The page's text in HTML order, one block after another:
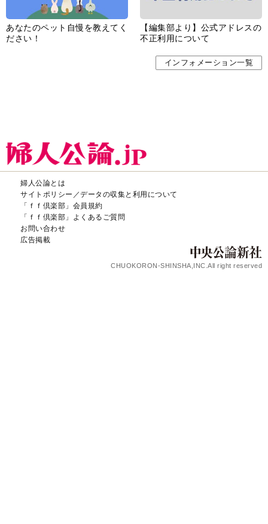
あなたのペット自慢を教えてく
ださい！
【編集部より】公式アドレスの
不正利用について
インフォメーション一覧
婦人公論とは
サイトポリシー／データの収集と利用について
「ｆｆ倶楽部」会員規約
「ｆｆ倶楽部」よくあるご質問
お問い合わせ
広告掲載
CHUOKORON-SHINSHA,INC.All right reserved